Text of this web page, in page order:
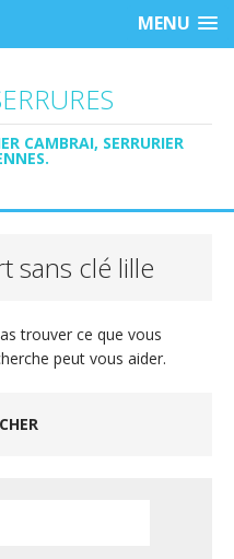
MENU
CAMBRAI, SERRURIER
sans clé lille
trouver ce que vous
peut vous aider.